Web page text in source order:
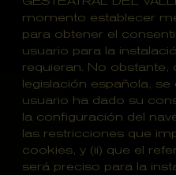
momento establecer
para obtener el
usuario para la
requieran. No
legislación española, se
usuario ha dado su
la configuración del
las restricciones que
cookies, y (ii) que el
será preciso para la